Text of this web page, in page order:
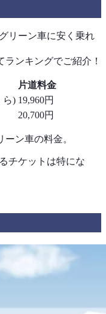
リーン車に安く乗れ
ンキングでご紹介！
片道料金
ら) 19,960円
20,700円
ン車の料金。
チケットは特にな